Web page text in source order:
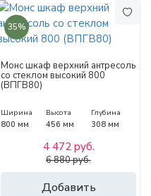
35%
Монс шкаф верхний антресоль
со стеклом высокий 800
(ВПГВ80)
Ширина
800 мм
Высота
456 мм
Глубина
308 мм
Добавить
4 472 руб.
6 880 руб.